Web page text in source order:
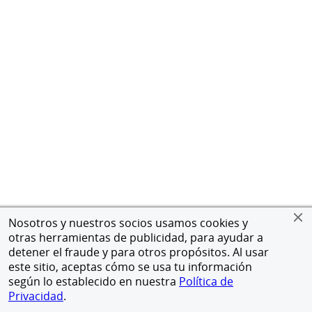
Nosotros y nuestros socios usamos cookies y
otras herramientas de publicidad, para ayudar a
detener el fraude y para otros propósitos. Al usar
este sitio, aceptas cómo se usa tu información
según lo establecido en nuestra Política de
Privacidad.